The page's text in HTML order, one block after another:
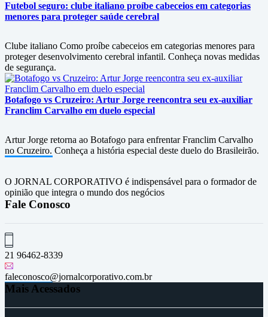
Futebol seguro: clube italiano proíbe cabeceios em categorias
menores para proteger saúde cerebral
Clube italiano Como proíbe cabeceios em categorias menores para
proteger desenvolvimento cerebral infantil. Conheça novas medidas
de segurança.
Botafogo vs Cruzeiro: Artur Jorge reencontra seu ex-auxiliar
Franclim Carvalho em duelo especial
Artur Jorge retorna ao Botafogo para enfrentar Franclim Carvalho
no Cruzeiro. Conheça a história especial deste duelo do Brasileirão.
O JORNAL CORPORATIVO é indispensável para o formador de
opinião que integra o mundo dos negócios
Fale Conosco
21 96462-8339
faleconosco@jornalcorporativo.com.br
Mais Acessados